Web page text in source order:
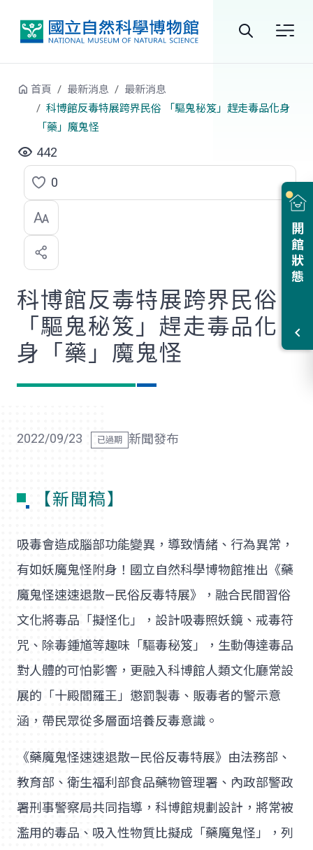
搜
開館狀態
首頁 最新消息
最新消息
科博館反毒特展跨界民俗 「驅鬼秘笈」趕走毒品化身
「藥」魔鬼怪
442
點
選
喜
歡
0
科博館反毒特展跨界民俗
「驅鬼秘笈」趕走毒品化
身「藥」魔鬼怪
2022/09/23 新聞發布
【新聞稿】
吸毒會造成腦部功能變異，導致情緒、行為異常，
有如妖魔鬼怪附身！國立自然科學博物館推出《藥
魔鬼怪速速退散—民俗反毒特展》，融合民間習俗
文化將毒品「擬怪化」，設計吸毒照妖鏡、戒毒符
咒、除毒鍾馗等趣味「驅毒秘笈」，生動傳達毒品
對人體的可怕影響，更融入科博館人類文化廳常設
展的「十殿閻羅王」懲罰製毒、販毒者的警示意
涵，帶民眾從多層面培養反毒意識。
《藥魔鬼怪速速退散—民俗反毒特展》由法務部、
教育部、衛生福利部食品藥物管理署、內政部警政
署刑事警察局共同指導，科博館規劃設計，將常被
濫用的毒品、吸入性物質比擬成「藥魔鬼怪」，列